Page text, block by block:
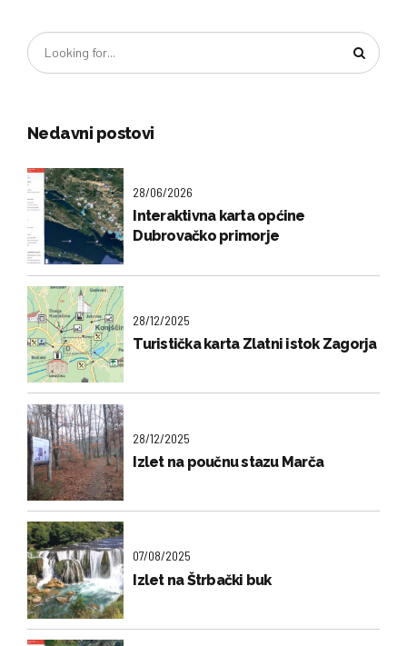
Nedavni postovi
28/06/2026
Interaktivna karta općine
Dubrovačko primorje
28/12/2025
Turistička karta Zlatni istok Zagorja
28/12/2025
Izlet na poučnu stazu Marča
07/08/2025
Izlet na Štrbački buk